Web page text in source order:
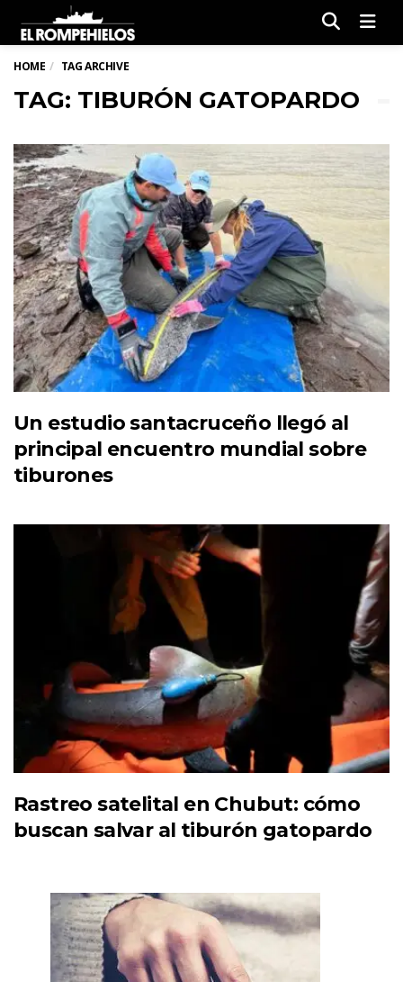
HOME TAG ARCHIVE
TAG: TIBURÓN GATOPARDO
Un estudio santacruceño llegó al
principal encuentro mundial sobre
tiburones
Rastreo satelital en Chubut: cómo
buscan salvar al tiburón gatopardo